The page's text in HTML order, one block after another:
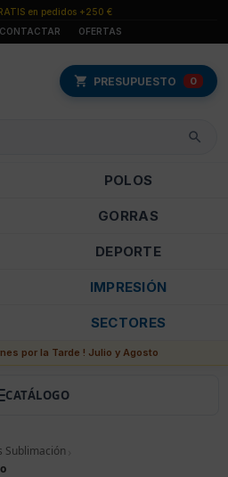
en pedidos +250 €
CONTACTAR OFERTAS
PRESUPUESTO 0
POLOS
GORRAS
DEPORTE
IMPRESIÓN
SECTORES
por la Tarde ! Julio y Agosto
CATÁLOGO
Sublimación